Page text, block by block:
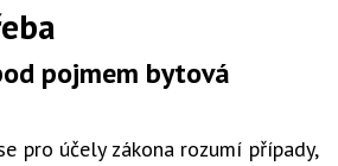
pojmem bytová
pro účely zákona rozumí případy,